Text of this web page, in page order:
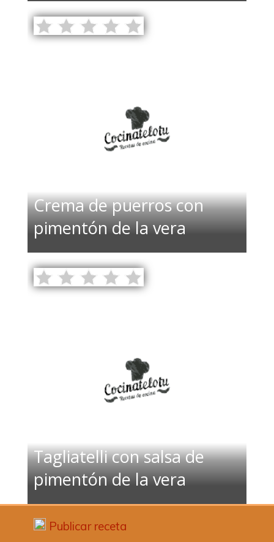
Crema de puerros con
pimentón de la vera
Tagliatelli con salsa de
pimentón de la vera
Publicar receta